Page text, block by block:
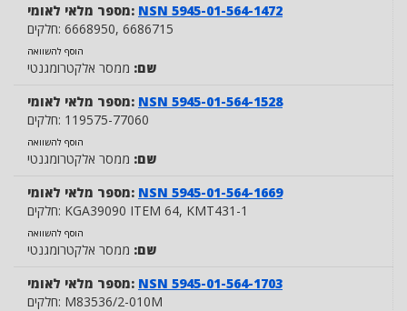
מספר מלאי לאומי: NSN 5945-01-564-1472
חלקים: 6668950, 6686715
הוסף להשוואה
שם: ממסר אלקטרומגנטי
מספר מלאי לאומי: NSN 5945-01-564-1528
חלקים: 119575-77060
הוסף להשוואה
שם: ממסר אלקטרומגנטי
מספר מלאי לאומי: NSN 5945-01-564-1669
חלקים: KGA39090 ITEM 64, KMT431-1
הוסף להשוואה
שם: ממסר אלקטרומגנטי
מספר מלאי לאומי: NSN 5945-01-564-1703
חלקים: M83536/2-010M